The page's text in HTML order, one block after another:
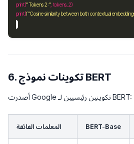
print("Tokens 2:"
print(f"Cosine similarity between both contextual
6. تكوينات نموذج BERT
أصدرت Google تكوينين رئيسيين لـ BERT:
المعلمات الفائقة BERT-Base